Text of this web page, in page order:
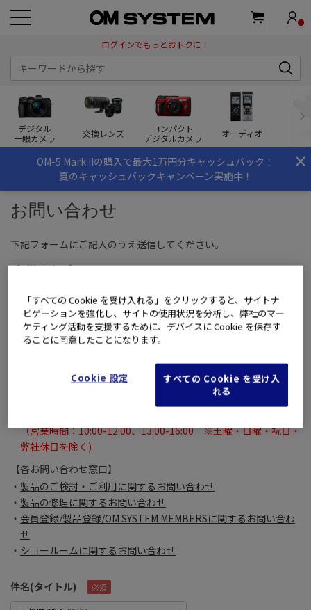
ログインでもっとおトクに！
デジタル
一眼カメラ
交換レンズ
コンパクト
デジタルカメラ
オーディオ
×
OM-5 Mark IIの購入で最大1万円分キャッシュバック！
夏のキャッシュバックキャンペーン実施中！
お問い合わせ
下記フォームにご記入のうえ送信してください。
【ご注意事項】
です。
それ以外に関しては【各お問い合わせ窓口】よりお問い合わせく
ださい。
土曜・日曜・祝日・弊社休日を除く翌々営業日になる場合がご
あらかじめご了承いただきますよう、よろしくお願いいたしま
（営業時間：10:00-12:00、13:00-16:00 ※土曜・日曜・祝日・
弊社休日を除く)
【各お問い合わせ窓口】
製品のご検討・ご利用に関するお問い合わせ
製品の修理に関するお問い合わせ
会員登録/製品登録/OM SYSTEM MEMBERSに関するお問い合わ
せ
ショールームに関するお問い合わせ
件名(タイトル)
「すべての Cookie を受け入れる」をクリックすると、サイトナ
ビゲーションを強化し、サイトの使用状況を分析し、弊社のマー
ケティング活動を支援するために、デバイスに Cookie を保存す
ることに同意したことになります。
Cookie 設定
すべての Cookie を受け入
れる